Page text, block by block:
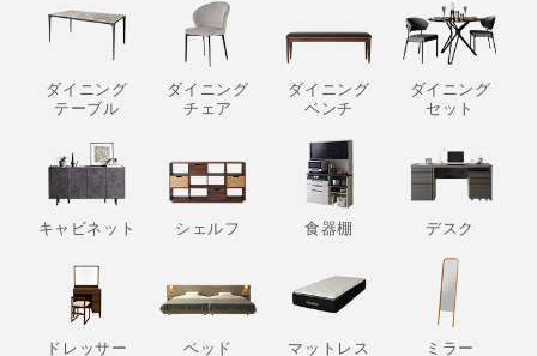
ダイニング
テーブル
ダイニング
チェア
ダイニング
ベンチ
ダイニング
セット
キャビネット シェルフ 食器棚 デスク
ドレッサー ベッド マットレス ミラー